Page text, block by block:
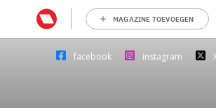
MAGAZINE TOEVOEGEN
facebook instagram